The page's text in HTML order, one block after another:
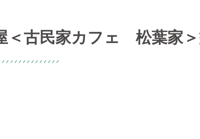
＜古民家カフェ 松葉家＞